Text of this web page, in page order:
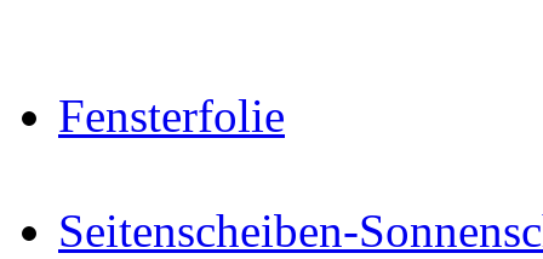
Fensterfolie
Seitenscheiben-